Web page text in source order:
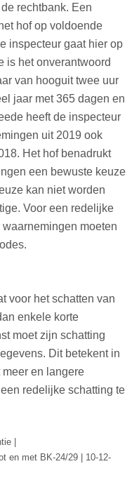
rechtbank. Een
hof op voldoende
inspecteur gaat hier op
is het onverantwoord
van hooguit twee uur
jaar met 365 dagen en
heeft de inspecteur
uit 2019 ook
Het hof benadrukt
een bewuste keuze
kan niet worden
Voor een redelijke
moeten
voor het schatten van
enkele korte
moet zijn schatting
Dit betekent in
en langere
redelijke schatting te
|
en met BK-24/29 | 10-12-